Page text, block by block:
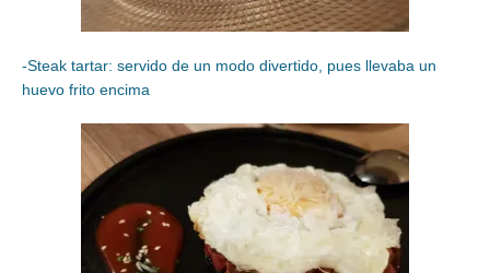
-Steak tartar: servido de un modo divertido, pues llevaba un
huevo frito encima